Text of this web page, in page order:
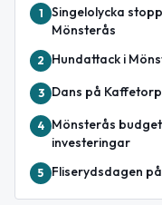
1
Singelolycka
Mönsterås
2 Hundattack i
3 Dans på
4
Mönsterås
investeringar
5 Fliserydsdagen